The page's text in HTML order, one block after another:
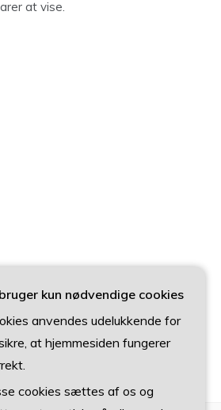
at vise.
kun nødvendige cookies
anvendes udelukkende for
at hjemmesiden fungerer
cookies sættes af os og